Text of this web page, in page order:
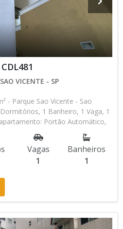
VICENTE - SP
- Parque Sao Vicente - Sao
1 Banheiro, 1 Vaga, 1
Portão Automático,
de Festas, Espaço Kids Aceita
Pronto para Morar *
podem ser alterados sem prévio
em contato com nossa equipe
Vagas
1
Banheiros
1